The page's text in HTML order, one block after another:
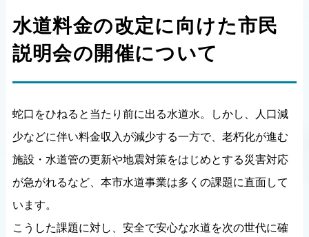
水道料金の改定に向けた市民
説明会の開催について
蛇口をひねると当たり前に出る水道水。しかし、人口減
少などに伴い料金収入が減少する一方で、老朽化が進む
施設・水道管の更新や地震対策をはじめとする災害対応
が急がれるなど、本市水道事業は多くの課題に直面して
います。
こうした課題に対し、安全で安心な水道を次の世代に確